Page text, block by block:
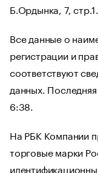
Б.Ордынка, 7, стр.1.
Все данные о
регистрации и
соответствуют
данных.
6:38.
На РБК Компании
торговые марки